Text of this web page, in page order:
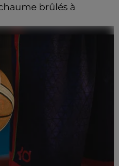
brûlés à